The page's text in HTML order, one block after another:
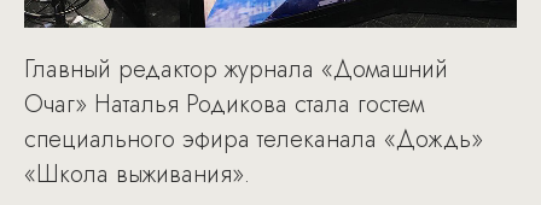
Главный редактор журнала «Домашний
Очаг» Наталья Родикова стала гостем
специального эфира телеканала «Дождь»
«Школа выживания».